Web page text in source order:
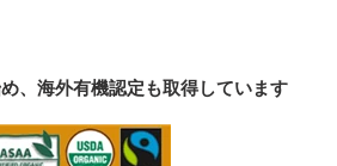
、海外有機認定も取得しています